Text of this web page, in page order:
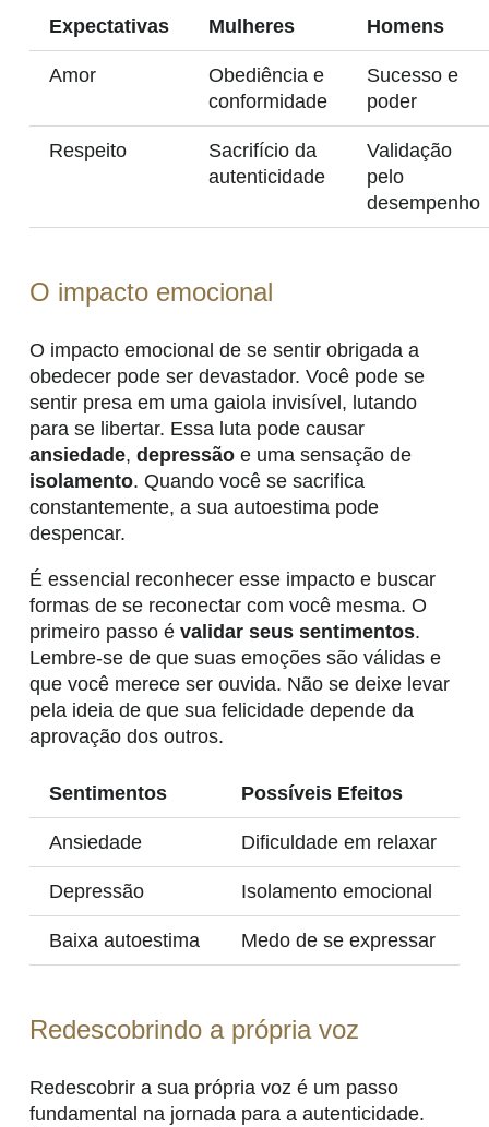
Expectativas Mulheres Homens
Amor
Obediência e
conformidade
Sucesso e
poder
Respeito
Sacrifício da
autenticidade
Validação
pelo
desempenho
O impacto emocional
O impacto emocional de se sentir obrigada a
obedecer pode ser devastador. Você pode se
sentir presa em uma gaiola invisível, lutando
para se libertar. Essa luta pode causar
ansiedade, depressão e uma sensação de
isolamento. Quando você se sacrifica
constantemente, a sua autoestima pode
despencar.
É essencial reconhecer esse impacto e buscar
formas de se reconectar com você mesma. O
primeiro passo é validar seus sentimentos.
Lembre-se de que suas emoções são válidas e
que você merece ser ouvida. Não se deixe levar
pela ideia de que sua felicidade depende da
aprovação dos outros.
Sentimentos Possíveis Efeitos
Ansiedade Dificuldade em relaxar
Depressão Isolamento emocional
Baixa autoestima Medo de se expressar
Redescobrindo a própria voz
Redescobrir a sua própria voz é um passo
fundamental na jornada para a autenticidade.